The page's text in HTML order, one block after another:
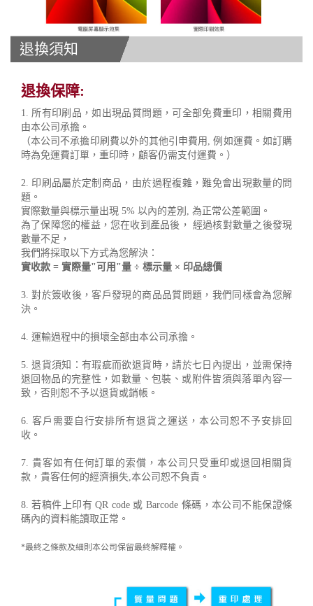
退換須知
退換保障:
1. 所有印刷品，如出現品質問題，可全部免費重印，相關費用
由本公司承擔。
（本公司不承擔印刷費以外的其他引申費用, 例如運費。如訂購
時為免運費訂單，重印時，顧客仍需支付運費。）
2. 印刷品屬於定制商品，由於過程複雜，難免會出現數量的問
題。
實際數量與標示量出現 5% 以內的差別, 為正常公差範圍。
為了保障您的權益，您在收到產品後， 經過核對數量之後發現
數量不足，
我們將採取以下方式為您解決：
實收款 = 實際量"可用"量 ÷ 標示量 × 印品總價
3. 對於簽收後，客戶發現的商品品質問題，我們同樣會為您解
決。
4. 運輸過程中的損壞全部由本公司承擔。
5. 退貨須知：有瑕疵而欲退貨時，請於七日內提出，並需保持
退回物品的完整性，如數量、包裝、或附件皆須與落單內容一
致，否則恕不予以退貨或銷帳。
6. 客戶需要自行安排所有退貨之運送，本公司恕不予安排回
收。
7. 貴客如有任何訂單的索償，本公司只受重印或退回相關貨
款，貴客任何的經濟損失,本公司恕不負責。
8. 若稿件上印有 QR code 或 Barcode 條碼，本公司不能保證條
碼內的資料能讀取正常。
*最終之條款及細則本公司保留最終解釋權。